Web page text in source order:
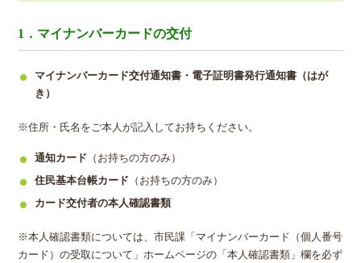
1．マイナンバーカードの交付
マイナンバーカード交付通知書・電子証明書発行通知書（はが
き）
※住所・氏名をご本人が記入してお持ちください。
通知カード （お持ちの方のみ）
住民基本台帳カード （お持ちの方のみ）
カード交付者の本人確認書類
※本人確認書類については、市民課「マイナンバーカード（個人番号
カード）の受取について」ホームページの「本人確認書類」欄を必ず